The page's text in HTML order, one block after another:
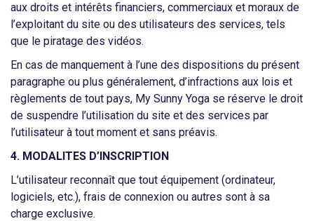
aux droits et intérêts financiers, commerciaux et moraux de
l’exploitant du site ou des utilisateurs des services, tels
que le piratage des vidéos.
En cas de manquement à l’une des dispositions du présent
paragraphe ou plus généralement, d’infractions aux lois et
règlements de tout pays, My Sunny Yoga se réserve le droit
de suspendre l’utilisation du site et des services par
l’utilisateur à tout moment et sans préavis.
4. MODALITES D’INSCRIPTION
L’utilisateur reconnaît que tout équipement (ordinateur,
logiciels, etc.), frais de connexion ou autres sont à sa
charge exclusive.